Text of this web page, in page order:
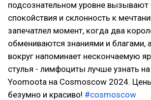
подсознательном уровне вызывают
спокойствия и склонность к
запечатлел момент, когда два
обмениваются знаниями и благами,
вокруг напоминает нескончаемую
стулья - лимфоциты лучше узнать
Yoomoota на Cosmoscow 2024.
безумно и красиво! #cosmoscow